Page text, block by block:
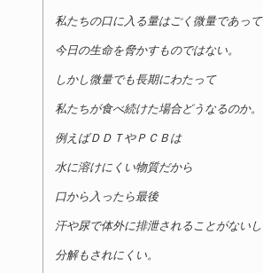
私たちの口に入る量はごく微量であって
今日の生命を脅かすものではない。
しかし微量でも長期にわたって
私たちが食べ続けた場合どうなるのか。
例えばＤＤＴやＰＣＢは
水に溶けにくい物質だから
口から入ったら最後
汗や尿で体外に排泄されることがないし
分解もされにくい。